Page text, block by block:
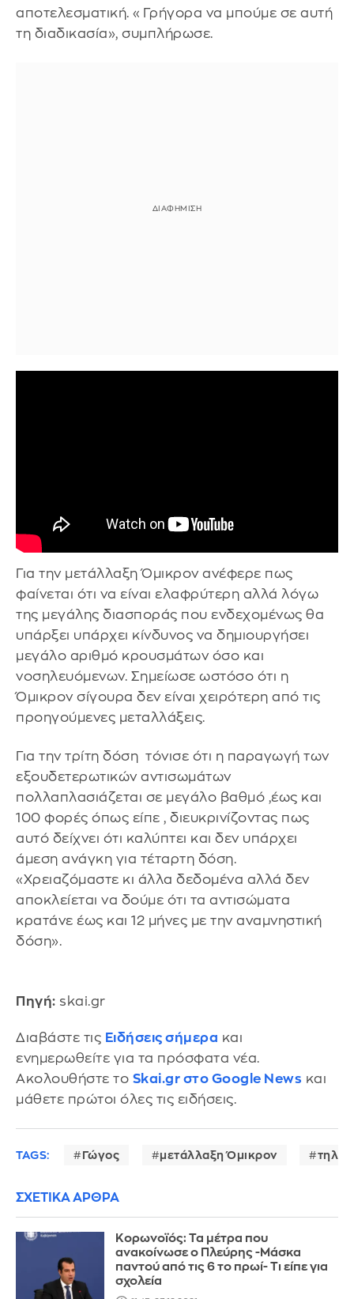
αποτελεσματική. «Γρήγορα να μπούμε σε αυτή
τη διαδικασία», συμπλήρωσε.
Για την μετάλλαξη Όμικρον ανέφερε πως
φαίνεται ότι να είναι ελαφρύτερη αλλά λόγω
της μεγάλης διασποράς που ενδεχομένως θα
υπάρξει υπάρχει κίνδυνος να δημιουργήσει
μεγάλο αριθμό κρουσμάτων όσο και
νοσηλευόμενων. Σημείωσε ωστόσο ότι η
Όμικρον σίγουρα δεν είναι χειρότερη από τις
προηγούμενες μεταλλάξεις.
Για την τρίτη δόση τόνισε ότι η παραγωγή των
εξουδετερωτικών αντισωμάτων
πολλαπλασιάζεται σε μεγάλο βαθμό ,έως και
100 φορές όπως είπε , διευκρινίζοντας πως
αυτό δείχνει ότι καλύπτει και δεν υπάρχει
άμεση ανάγκη για τέταρτη δόση.
«Χρειαζόμαστε κι άλλα δεδομένα αλλά δεν
αποκλείεται να δούμε ότι τα αντισώματα
κρατάνε έως και 12 μήνες με την αναμνηστική
δόση».
Πηγή: skai.gr
Διαβάστε τις Ειδήσεις σήμερα και
ενημερωθείτε για τα πρόσφατα νέα.
Ακολουθήστε το Skai.gr στο Google News και
μάθετε πρώτοι όλες τις ειδήσεις.
TAGS: Γώγος μετάλλαξη Όμικρον
ΣΧΕΤΙΚΑ ΑΡΘΡΑ
Κορωνοϊός: Τα μέτρα που
ανακοίνωσε ο Πλεύρης -Μάσκα
παντού από τις 6 το πρωί- Τι είπε για
σχολεία